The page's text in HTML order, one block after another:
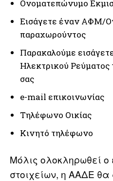
Ονοματεπώνυμο
Εισάγετε έναν ΑΦΜ/
παραχωρούντος
Παρακαλούμε
Ηλεκτρικού Ρεύματος
σας
e-mail επικοινωνίας
Τηλέφωνο Οικίας
Κινητό τηλέφωνο
Μόλις ολοκληρωθεί
στοιχείων, η ΑΑΔΕ θα